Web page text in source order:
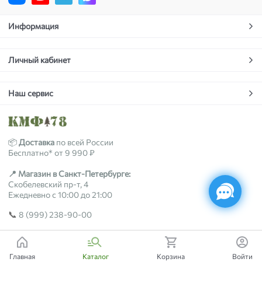
Информация
Личный кабинет
Наш сервис
📦Доставка по всей России
Бесплатно* от 9 990 ₽
📍 Магазин в Санкт-Петербурге:
Скобелевский пр-т, 4
Ежедневно с 10:00 до 21:00
📞 8 (999) 238-90-00
2018-2026 © kmf78.ru
Главная Каталог Корзина Войти